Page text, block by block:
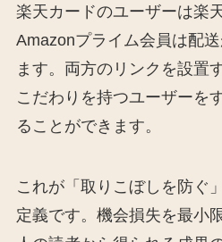
楽天カードのユーザーは楽
Amazonプライム会員は配
ます。両方のリンクを設置
こだわりを持つユーザーを
ることができます。
これが「取りこぼしを防ぐ
定義です。機会損失を最小